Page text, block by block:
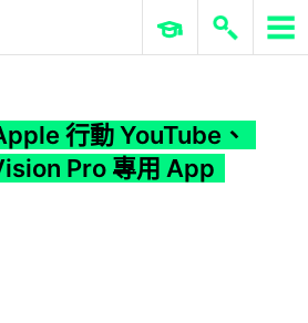
ERP 與商業 AI
行動 YouTube、
Pro 專用 App